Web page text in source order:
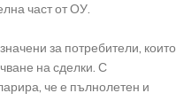
част от ОУ.
за потребители, които
на сделки. С
че е пълнолетен и